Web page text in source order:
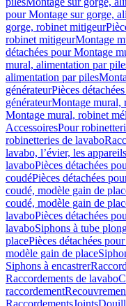
pour Montage sur gorge,
gorge, robinet mitigeur
robinet mitigeurMontage
détachées pour Montage
mural, alimentation par
alimentation par piles
générateurPièces
générateurMontage mural,
Montage mural, robinet
AccessoiresPour
robinetteries de lavabo
lavabo, l’évier, les
lavaboPièces détachées
coudéPièces détachées
coudé, modèle gain de
coudé, modèle gain de
lavaboPièces détachées
lavaboSiphons à tube
placePièces détachées
modèle gain de place
Siphons à encastrer
Raccordements de lavabo
raccordement
RaccordementsJoints